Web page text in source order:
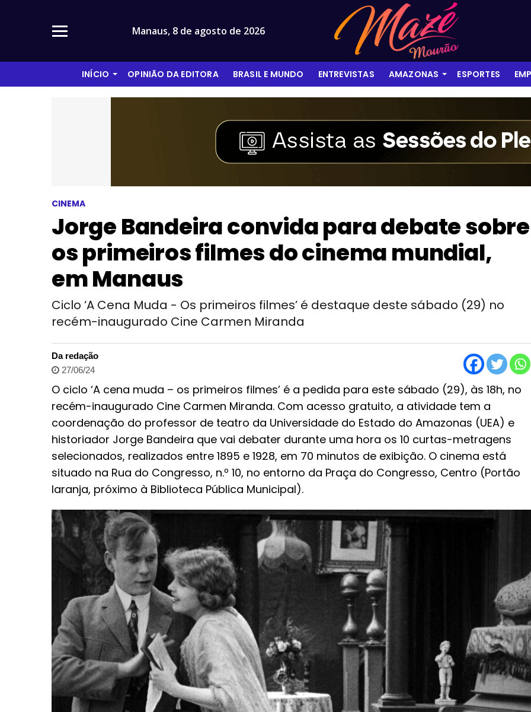
Manaus, 8 de agosto de 2026
INÍCIO OPINIÃO DA EDITORA BRASIL E MUNDO ENTREVISTAS AMAZONAS ESPORTES
CINEMA
Jorge Bandeira convida para debate sobre
os primeiros filmes do cinema mundial,
em Manaus
Ciclo ‘A Cena Muda - Os primeiros filmes’ é destaque deste sábado (29) no
recém-inaugurado Cine Carmen Miranda
Da redação
27/06/24
O ciclo ‘A cena muda – os primeiros filmes’ é a pedida para este sábado (29), às 18h, no
recém-inaugurado Cine Carmen Miranda. Com acesso gratuito, a atividade tem a
coordenação do professor de teatro da Universidade do Estado do Amazonas (UEA) e
historiador Jorge Bandeira que vai debater durante uma hora os 10 curtas-metragens
selecionados, realizados entre 1895 e 1928, em 70 minutos de exibição. O cinema está
situado na Rua do Congresso, n.º 10, no entorno da Praça do Congresso, Centro (Portão
laranja, próximo à Biblioteca Pública Municipal).